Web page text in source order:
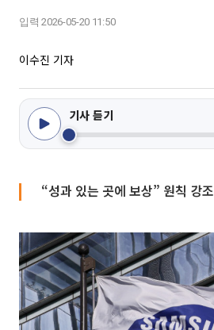
입력 2026-05-20 11:50
이수진 기자
기사 듣기
“성과 있는 곳에 보상” 원칙 강조